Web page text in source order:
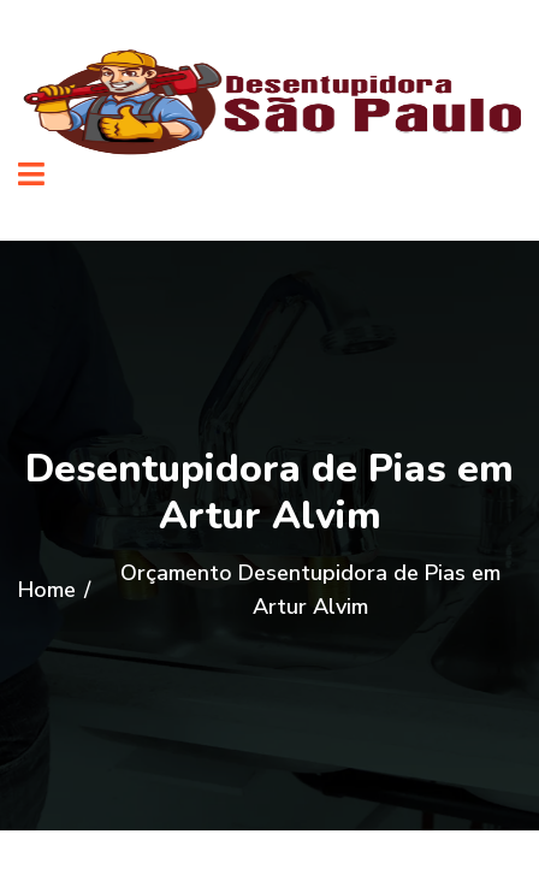
Desentupidora de Pias em
Artur Alvim
Home /
Orçamento Desentupidora de Pias em
Artur Alvim